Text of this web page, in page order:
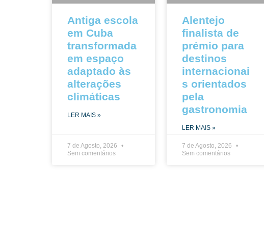
Antiga escola
em Cuba
transformada
em espaço
adaptado às
alterações
climáticas
LER MAIS »
7 de Agosto, 2026
Sem comentários
Alentejo
finalista de
prémio para
destinos
internacionai
s orientados
pela
gastronomia
LER MAIS »
7 de Agosto, 2026
Sem comentários